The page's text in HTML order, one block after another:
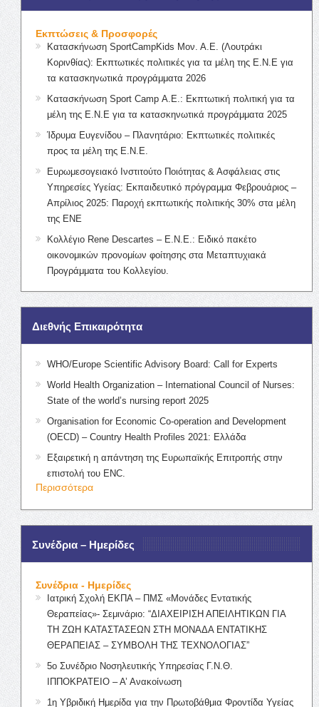
Εκπτώσεις & Προσφορές
Κατασκήνωση SportCampKids Μον. Α.Ε. (Λουτράκι
Κορινθίας): Εκπτωτικές πολιτικές για τα μέλη της Ε.Ν.Ε για
τα κατασκηνωτικά προγράμματα 2026
Κατασκήνωση Sport Camp Α.Ε.: Εκπτωτική πολιτική για τα
μέλη της Ε.Ν.Ε για τα κατασκηνωτικά προγράμματα 2025
Ίδρυμα Ευγενίδου – Πλανητάριο: Εκπτωτικές πολιτικές
προς τα μέλη της Ε.Ν.Ε.
Ευρωμεσογειακό Ινστιτούτο Ποιότητας & Ασφάλειας στις
Υπηρεσίες Υγείας: Εκπαιδευτικό πρόγραμμα Φεβρουάριος –
Απρίλιος 2025: Παροχή εκπτωτικής πολιτικής 30% στα μέλη
της ΕΝΕ
Κολλέγιο Rene Descartes – Ε.Ν.Ε.: Ειδικό πακέτο
οικονομικών προνομίων φοίτησης στα Μεταπτυχιακά
Προγράμματα του Κολλεγίου.
Διεθνής Επικαιρότητα
WHO/Europe Scientific Advisory Board: Call for Experts
World Health Organization – International Council of Nurses:
State of the world’s nursing report 2025
Organisation for Economic Co-operation and Development
(OECD) – Country Health Profiles 2021: Ελλάδα
Εξαιρετική η απάντηση της Ευρωπαϊκής Επιτροπής στην
επιστολή του ENC.
Περισσότερα
Συνέδρια – Ημερίδες
Συνέδρια - Ημερίδες
Ιατρική Σχολή ΕΚΠΑ – ΠΜΣ «Μονάδες Εντατικής
Θεραπείας»- Σεμινάριο: “ΔΙΑΧΕΙΡΙΣΗ ΑΠΕΙΛΗΤΙΚΩΝ ΓΙΑ
ΤΗ ΖΩΗ ΚΑΤΑΣΤΑΣΕΩΝ ΣΤΗ ΜΟΝΑΔΑ ΕΝΤΑΤΙΚΗΣ
ΘΕΡΑΠΕΙΑΣ – ΣΥΜΒΟΛΗ ΤΗΣ ΤΕΧΝΟΛΟΓΙΑΣ”
5ο Συνέδριο Νοσηλευτικής Υπηρεσίας Γ.Ν.Θ.
ΙΠΠΟΚΡΑΤΕΙΟ – Α’ Ανακοίνωση
1η Υβριδική Ημερίδα για την Πρωτοβάθμια Φροντίδα Υγείας